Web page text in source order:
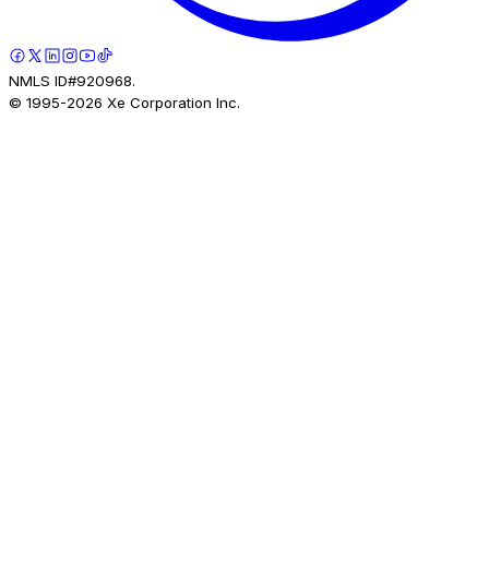
NMLS ID#920968.
© 1995-2026 Xe Corporation Inc.